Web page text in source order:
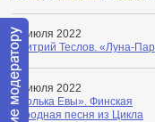
06 июля 2022
Дмитрий Теслов. «Луна-
05 июля 2022
«Полька Евы». Финская
народная песня из Цикла